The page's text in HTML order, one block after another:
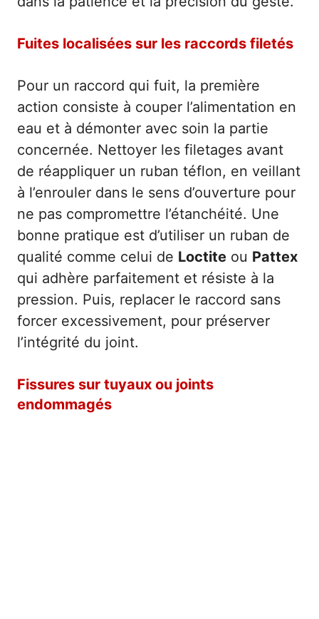
Fuites localisées sur les raccords filetés
Pour un raccord qui fuit, la première
action consiste à couper l’alimentation en
eau et à démonter avec soin la partie
concernée. Nettoyer les filetages avant
de réappliquer un ruban téflon, en veillant
à l’enrouler dans le sens d’ouverture pour
ne pas compromettre l’étanchéité. Une
bonne pratique est d’utiliser un ruban de
qualité comme celui de Loctite ou Pattex
qui adhère parfaitement et résiste à la
pression. Puis, replacer le raccord sans
forcer excessivement, pour préserver
l’intégrité du joint.
Fissures sur tuyaux ou joints
endommagés